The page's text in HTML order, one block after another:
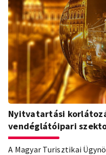
Nyitvatartási
vendéglátóipari
A Magyar Turisztikai